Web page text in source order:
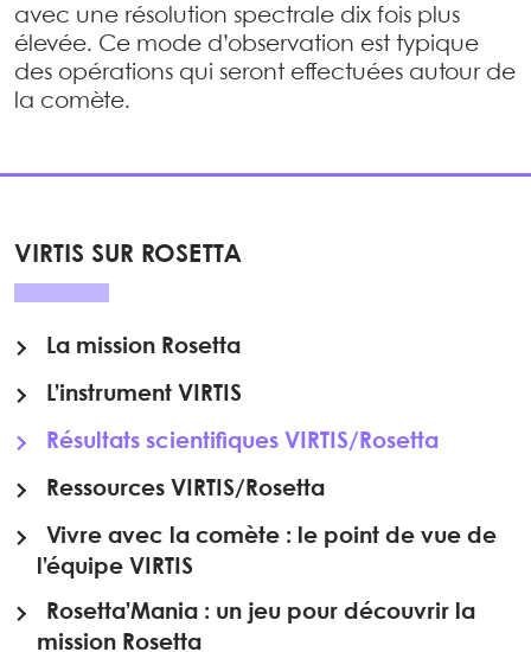
avec une résolution spectrale dix fois plus
élevée. Ce mode d’observation est typique
des opérations qui seront effectuées autour de
la comète.
VIRTIS SUR ROSETTA
La mission Rosetta
L’instrument VIRTIS
Résultats scientifiques VIRTIS/Rosetta
Ressources VIRTIS/Rosetta
Vivre avec la comète : le point de vue de
l’équipe VIRTIS
Rosetta’Mania : un jeu pour découvrir la
mission Rosetta